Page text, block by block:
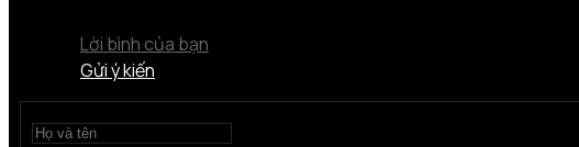
Lời bình của bạn
Gửi ý kiến